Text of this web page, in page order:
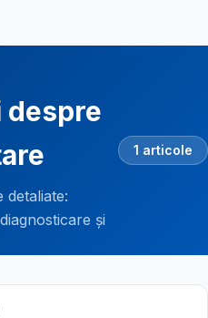
detaliate:
și
1 articole